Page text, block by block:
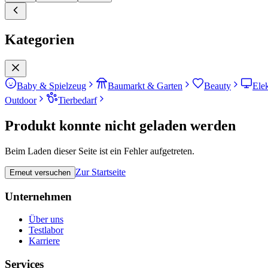
Kategorien
Baby & Spielzeug Baumarkt & Garten Beauty
Outdoor
Tierbedarf
Produkt konnte nicht geladen werden
Beim Laden dieser Seite ist ein Fehler aufgetreten.
Erneut versuchen Zur Startseite
Unternehmen
Über uns
Testlabor
Karriere
Services